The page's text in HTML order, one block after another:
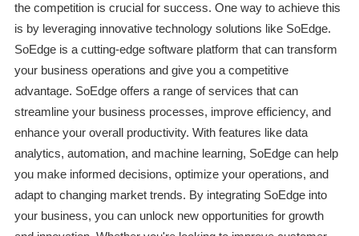
the competition is crucial for success. One way to achieve this
is by leveraging innovative technology solutions like SoEdge.
SoEdge is a cutting-edge software platform that can transform
your business operations and give you a competitive
advantage. SoEdge offers a range of services that can
streamline your business processes, improve efficiency, and
enhance your overall productivity. With features like data
analytics, automation, and machine learning, SoEdge can help
you make informed decisions, optimize your operations, and
adapt to changing market trends. By integrating SoEdge into
your business, you can unlock new opportunities for growth